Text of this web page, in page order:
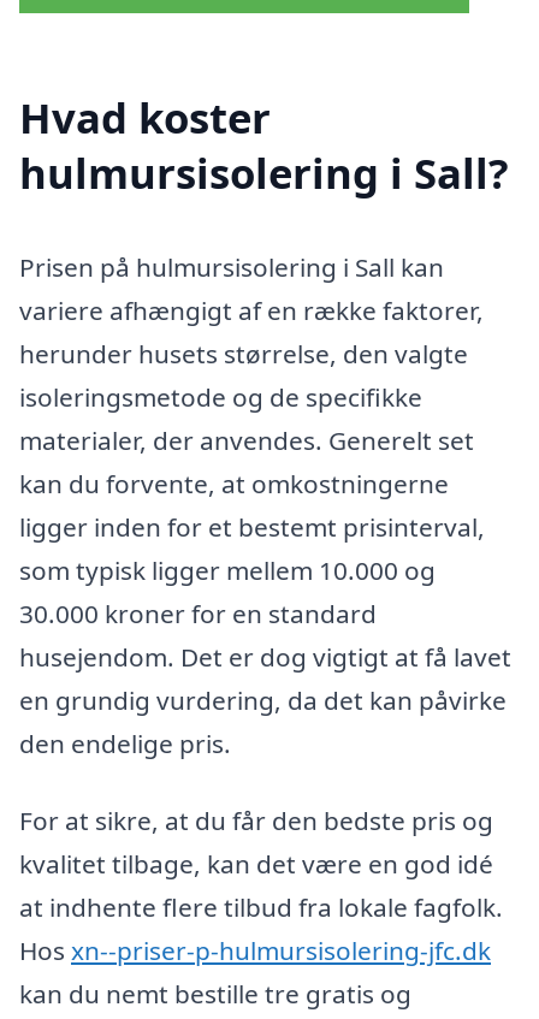
Hvad koster
hulmursisolering i Sall?
Prisen på hulmursisolering i Sall kan
variere afhængigt af en række faktorer,
herunder husets størrelse, den valgte
isoleringsmetode og de specifikke
materialer, der anvendes. Generelt set
kan du forvente, at omkostningerne
ligger inden for et bestemt prisinterval,
som typisk ligger mellem 10.000 og
30.000 kroner for en standard
husejendom. Det er dog vigtigt at få lavet
en grundig vurdering, da det kan påvirke
den endelige pris.
For at sikre, at du får den bedste pris og
kvalitet tilbage, kan det være en god idé
at indhente flere tilbud fra lokale fagfolk.
Hos xn--priser-p-hulmursisolering-jfc.dk
kan du nemt bestille tre gratis og